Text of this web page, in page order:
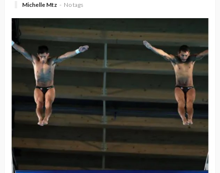
Michelle Mtz No tags